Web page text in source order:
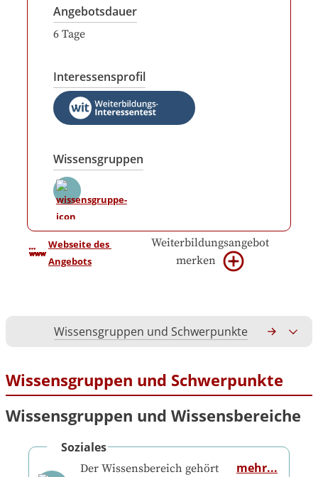
Angebotsdauer
6 Tage
Interessensprofil
Wissensgruppen
Webseite des
Angebots
Weiterbildungsangebot
merken
Wissensgruppen und Schwerpunkte
Wissensgruppen und Schwerpunkte
Wissensgruppen und Wissensbereiche
Soziales
Der Wissensbereich gehört
mehr...